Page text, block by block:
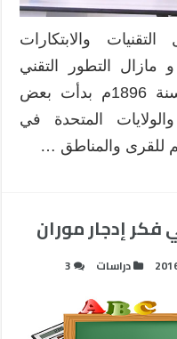
والابتكارات
و مازال التطور التقني
يتوالى، فمنذ اختراع المذياع سنة 1896م بدأت بعض
المتحدة في
للقرى والمناطق …
فكر إدجار موران
دراسات 3